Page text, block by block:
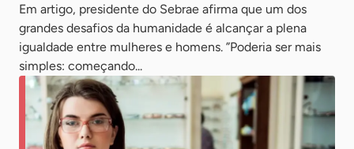
Em artigo, presidente do Sebrae afirma que um dos
grandes desafios da humanidade é alcançar a plena
igualdade entre mulheres e homens. ”Poderia ser mais
simples: começando...